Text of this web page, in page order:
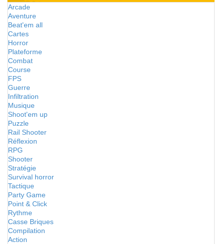
Arcade
Aventure
Beat'em all
Cartes
Horror
Plateforme
Combat
Course
FPS
Guerre
Infiltration
Musique
Shoot'em up
Puzzle
Rail Shooter
Réflexion
RPG
Shooter
Stratégie
Survival horror
Tactique
Party Game
Point & Click
Rythme
Casse Briques
Compilation
Action